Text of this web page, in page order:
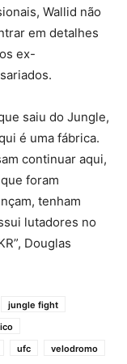
Wallid não
em detalhes
ex-
saiu do Jungle,
é uma fábrica.
continuar aqui,
foram
tenham
lutadores no
Douglas
jungle fight
ufc
velodromo